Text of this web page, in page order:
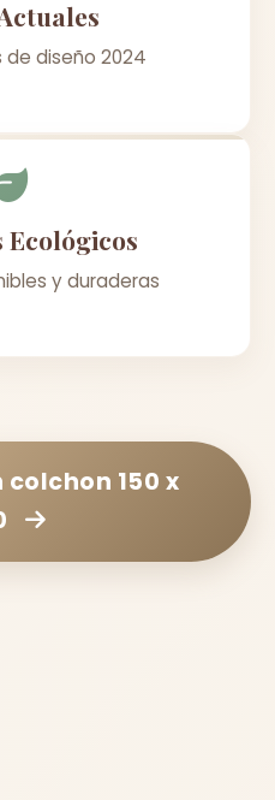
de diseño 2024
y duraderas
colchon 150 x